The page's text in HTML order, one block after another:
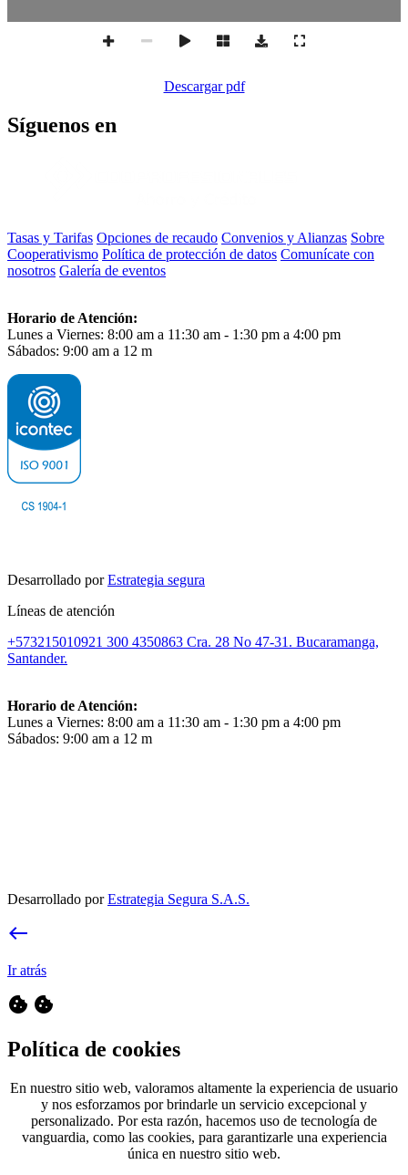
Descargar pdf
Síguenos en
Tasas y Tarifas Opciones de recaudo Convenios y Alianzas Sobre
Cooperativismo Política de protección de datos Comunícate con
nosotros Galería de eventos
Horario de Atención:
Lunes a Viernes: 8:00 am a 11:30 am - 1:30 pm a 4:00 pm
Sábados: 9:00 am a 12 m
Desarrollado porEstrategia segura
Líneas de atención
+573215010921 300 4350863 Cra. 28 No 47-31. Bucaramanga,
Santander.
Horario de Atención:
Lunes a Viernes: 8:00 am a 11:30 am - 1:30 pm a 4:00 pm
Sábados: 9:00 am a 12 m
Desarrollado porEstrategia Segura S.A.S.
west
Ir atrás
cookie cookie
Política de cookies
En nuestro sitio web, valoramos altamente la experiencia de usuario
y nos esforzamos por brindarle un servicio excepcional y
personalizado. Por esta razón, hacemos uso de tecnología de
vanguardia, como las cookies, para garantizarle una experiencia
única en nuestro sitio web.